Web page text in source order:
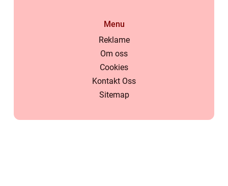
Menu
Reklame
Om oss
Cookies
Kontakt Oss
Sitemap